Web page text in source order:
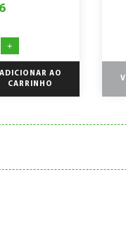
+
ADICIONAR AO
CARRINHO